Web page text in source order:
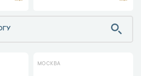
МОСКВА